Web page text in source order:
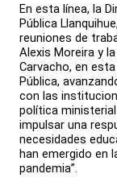
En esta línea, la
Pública
reuniones de
Alexis Moreira y
Carvacho, en
Pública,
con las
política
impulsar una
necesidades
han emergido en
pandemia”.